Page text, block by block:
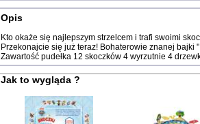
Opis
Kto okaże się najlepszym strzelcem i trafi swoimi
Przekonajcie się już teraz! Bohaterowie znanej bajki
Zawartość pudełka 12 skoczków 4 wyrzutnie 4
Jak to wygląda ?